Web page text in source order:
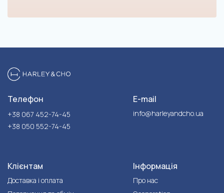
Телефон
+38 067 452-74-45
+38 050 552-74-45
E-mail
info@harleyandcho.ua
Клієнтам
Доставка і оплата
Інформація
Про нас